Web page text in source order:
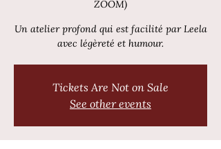
ZOOM)
Un atelier profond qui est facilité par Leela
avec légèreté et humour.
Tickets Are Not on Sale
See other events